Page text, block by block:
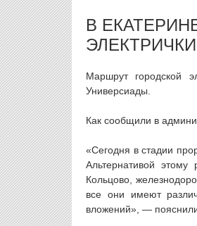
В
ЭЛЕКТРИЧКИ
Маршрут городской
Универсиады.
Как сообщили в
«Сегодня в стадии
Альтернативой
Кольцово,
все они имеют
вложений», —